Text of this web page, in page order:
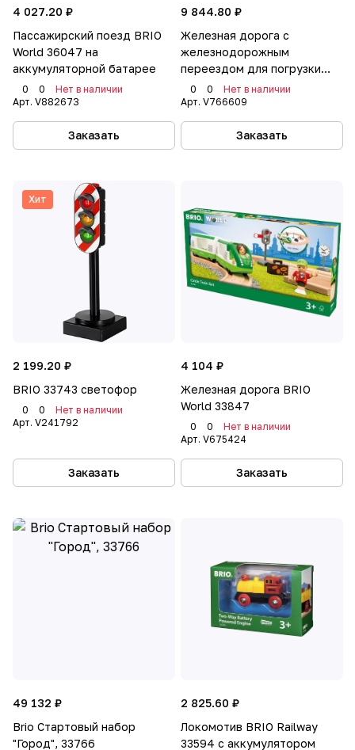
4 027.20 ₽
Пассажирский поезд BRIO
World 36047 на
аккумуляторной батарее
0 0
Нет в наличии
Арт. V882673
Заказать
9 844.80 ₽
Железная дорога с
железнодорожным
переездом для погрузки
камня BRIO World 33210
0 0
Нет в наличии
Арт. V766609
Заказать
Хит
2 199.20 ₽
BRIO 33743 светофор
0 0
Нет в наличии
Арт. V241792
Заказать
4 104 ₽
Железная дорога BRIO
World 33847
0 0
Нет в наличии
Арт. V675424
Заказать
49 132 ₽
Brio Стартовый набор
"Город", 33766
2 825.60 ₽
Локомотив BRIO Railway
33594 с аккумулятором